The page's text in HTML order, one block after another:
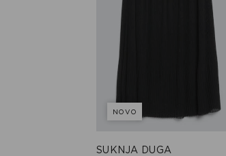
NOVO
SUKNJA DUGA